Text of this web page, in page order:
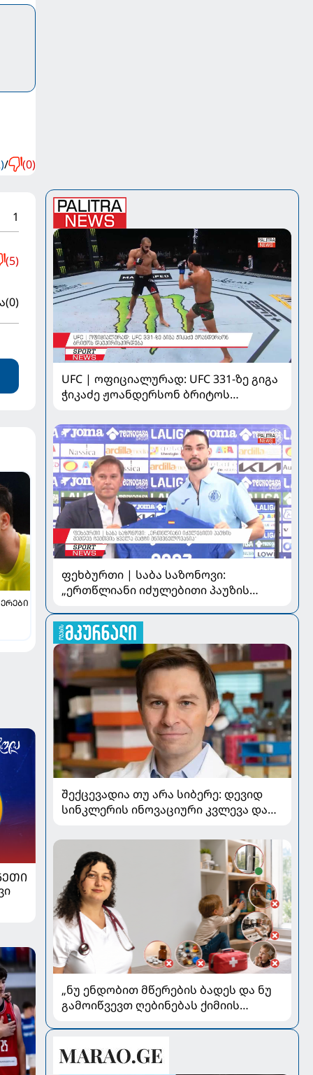
/ (0)
1
(5)
(0)
UFC | ოფიციალურად: UFC 331-ზე გიგა
ჭიკაძე ჟოანდერსონ ბრიტოს
ფეხბურთი | საბა საზონოვი:
„ერთწლიანი იძულებითი პაუზის
მნიშვნელოვანია“
შექცევადია თუ არა სიბერე: დევიდ
სინკლერის ინოვაციური კვლევა და
„ნუ ენდობით მწერების ბადეს და ნუ
გამოიწვევთ ღებინებას ქიმიის
პედიატრ სალომე ახვლედიანის
რჩევები